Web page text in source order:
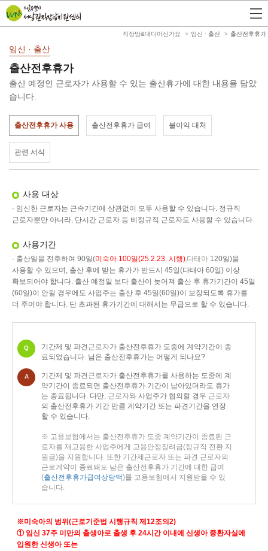
직장맘&대디이신가요 임신 · 출산 출산전후휴가
임신 · 출산
출산전후휴가
출산 예정인 근로자가 사용할 수 있는 출산휴가에 대한 내용을 담았
습니다.
출산전후휴가 사용 출산전후휴가 급여 불이익 대처
관련 서식
사용 대상
· 임신한 근로자는 근속기간에 상관없이 모두 사용할 수 있습니다. 정규직
근로자뿐만 아니라, 단시간 근로자 등 비정규직 근로자도 사용할 수 있습니다.
사용기간
· 출산일을 전후하여 90일(미숙아 100일(25.2.23. 시행),다태아 120일)을
사용할 수 있으며, 출산 후에 받는 휴가가 반드시 45일(다태아 60일) 이상
확보되어야 합니다. 출산 예정일 보다 출산이 늦어져 출산 후 휴가기간이 45일
(60일)이 안될 경우에도 사업주는 출산 후 45일(60일)이 보장되도록 휴가를
더 주어야 합니다. 단 초과된 휴가기간에 대해서는 무급으로 할 수 있습니다.
Q 기간제 및 파견 근로자가 출산전후휴가 도중에 계약기간이 종
료되었습니다. 남은 출산전후휴가는 어떻게 되나요?
A 기간제 및 파견 근로자가 출산전후휴가를 사용하는 도중에 계
약기간이 종료되면 출산전후휴가 기간이 남아있더라도 휴가
는 종료됩니다. 다만, 근로자와 사업주가 협의할 경우 근로자
의 출산전후휴가 기간 만큼 계약기간 또는 파견기간을 연장
할 수 있습니다.
※ 고용보험에서는 출산전후휴가 도중 계약기간이 종료된 근
로자를 재고용한 사업주에게 고용안정장려금(정규직 전환 지
원금)을 지원합니다. 또한 기간제 근로자 또는 파견 근로자의
근로계약이 종료돼도 남은 출산전후휴가 기간에 대한 급여
(출산전후휴가급여상당액)를 고용보험에서 지원받을 수 있
습니다.
※미숙아의 범위 (근로기준법 시행규칙 제 12조의 2)
① 임신 37주 미만의 출생아로 출생 후 24시간 이내에 신생아 중환자실에
입원한 신생아 또는